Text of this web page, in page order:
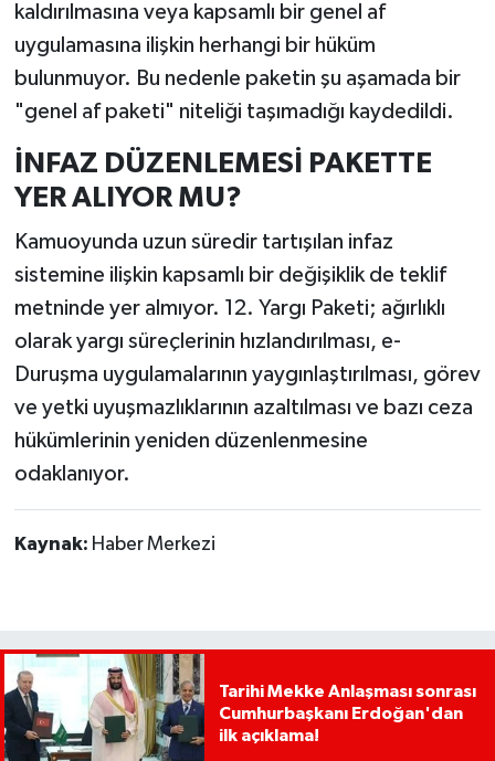
kaldırılmasına veya kapsamlı bir genel af
uygulamasına ilişkin herhangi bir hüküm
bulunmuyor. Bu nedenle paketin şu aşamada bir
"genel af paketi" niteliği taşımadığı kaydedildi.
İNFAZ DÜZENLEMESİ PAKETTE
YER ALIYOR MU?
Kamuoyunda uzun süredir tartışılan infaz
sistemine ilişkin kapsamlı bir değişiklik de teklif
metninde yer almıyor. 12. Yargı Paketi; ağırlıklı
olarak yargı süreçlerinin hızlandırılması, e-
Duruşma uygulamalarının yaygınlaştırılması, görev
ve yetki uyuşmazlıklarının azaltılması ve bazı ceza
hükümlerinin yeniden düzenlenmesine
odaklanıyor.
Kaynak: Haber Merkezi
Tarihi Mekke Anlaşması sonrası
Cumhurbaşkanı Erdoğan'dan
ilk açıklama!